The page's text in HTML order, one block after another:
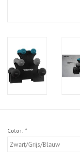
Color: *